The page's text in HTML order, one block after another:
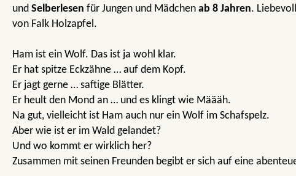
und Selberlesen für Jungen und Mädchen ab 8 Jahren.
von Falk Holzapfel.
Ham ist ein Wolf. Das ist ja wohl klar.
Er hat spitze Eckzähne … auf dem Kopf.
Er jagt gerne … saftige Blätter.
Er heult den Mond an … und es klingt wie Määäh.
Na gut, vielleicht ist Ham auch nur ein Wolf im Schafspelz.
Aber wie ist er im Wald gelandet?
Und wo kommt er wirklich her?
Zusammen mit seinen Freunden begibt er sich auf eine